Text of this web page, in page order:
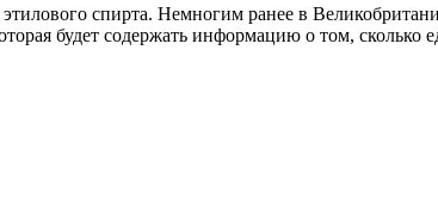
спирта. Немногим ранее в
будет содержать информацию о том, сколько